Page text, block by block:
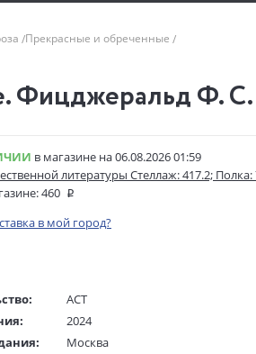
Прекрасные и обреченные
Фицджеральд Ф. С.
в магазине на 06.08.2026 01:59
литературы Стеллаж: 417.2; Полка:
460
в мой город?
АСТ
2024
Москва